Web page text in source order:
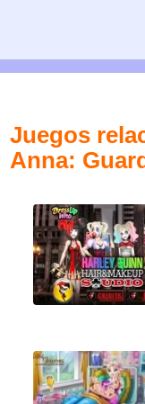
Juegos
Anna: